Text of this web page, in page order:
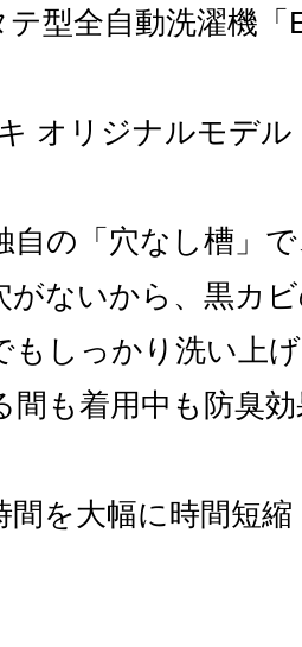
型全自動洗濯機「
オリジナルモデル
自の「穴なし槽」
がないから、黒カ
もしっかり洗い上
間も着用中も防臭
間を大幅に時間短縮